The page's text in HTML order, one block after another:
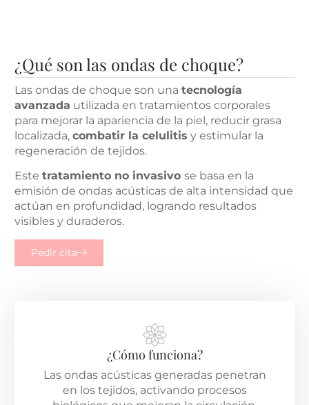
¿Qué son las ondas de choque?
Las ondas de choque son una tecnología
avanzada utilizada en tratamientos corporales
para mejorar la apariencia de la piel, reducir grasa
localizada, combatir la celulitis y estimular la
regeneración de tejidos.
Este tratamiento no invasivo se basa en la
emisión de ondas acústicas de alta intensidad que
actúan en profundidad, logrando resultados
visibles y duraderos.
Pedir cita
¿Cómo funciona?
Las ondas acústicas generadas penetran
en los tejidos, activando procesos